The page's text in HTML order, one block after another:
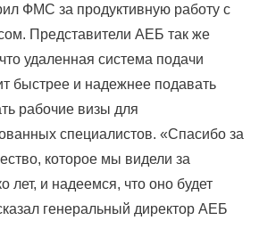
ФМС за продуктивную работу с
Представители АЕБ так же
удаленная система подачи
быстрее и надежнее подавать
рабочие визы для
специалистов. «Спасибо за
которое мы видели за
лет, и надеемся, что оно будет
генеральный директор АЕБ